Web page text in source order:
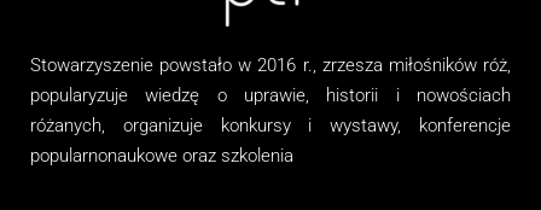
Stowarzyszenie powstało w 2016 r., zrzesza miłośników róż,
popularyzuje wiedzę o uprawie, historii i nowościach
różanych, organizujekonkursy i wystawy, konferencje
popularnonaukowe oraz szkolenia